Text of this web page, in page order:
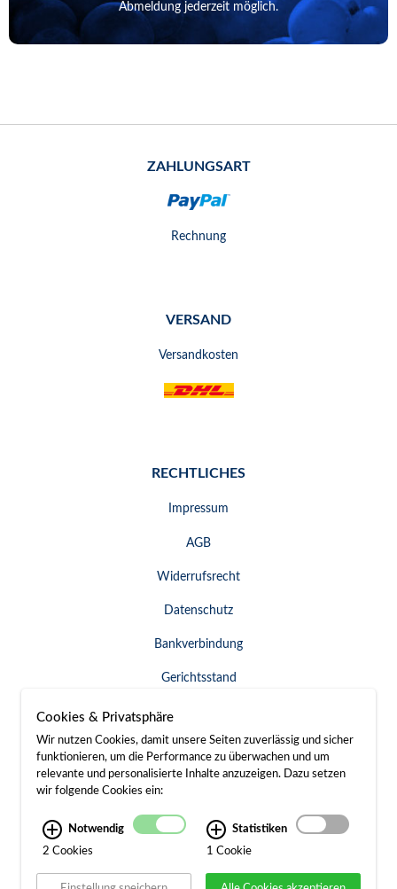
Abmeldung jederzeit möglich.
ZAHLUNGSART
Rechnung
VERSAND
Versandkosten
RECHTLICHES
Impressum
AGB
Widerrufsrecht
Datenschutz
Bankverbindung
Gerichtsstand
Widerruf erklären
SERVICE & KONTAKT
Besuch / Anfahrt
Kontakt
Cookies & Privatsphäre
Wir nutzen Cookies, damit unsere Seiten zuverlässig und sicher
funktionieren, um die Performance zu überwachen und um
relevante und personalisierte Inhalte anzuzeigen. Dazu setzen
wir folgende Cookies ein:
Notwendig
2 Cookies
Statistiken
1 Cookie